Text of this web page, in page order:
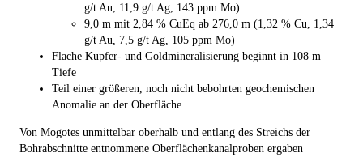
g/t Au, 11,9 g/t Ag, 143 ppm Mo)
9,0 m mit 2,84 % CuEq ab 276,0 m (1,32 % Cu, 1,34
g/t Au, 7,5 g/t Ag, 105 ppm Mo)
Flache Kupfer- und Goldmineralisierung beginnt in 108 m
Tiefe
Teil einer größeren, noch nicht bebohrten geochemischen
Anomalie an der Oberfläche
Von Mogotes unmittelbar oberhalb und entlang des Streichs der
Bohrabschnitte entnommene Oberflächenkanalproben ergaben